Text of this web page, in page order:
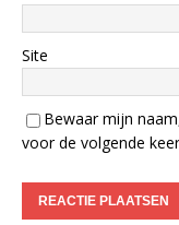
Site
Bewaar mijn
voor de volgende